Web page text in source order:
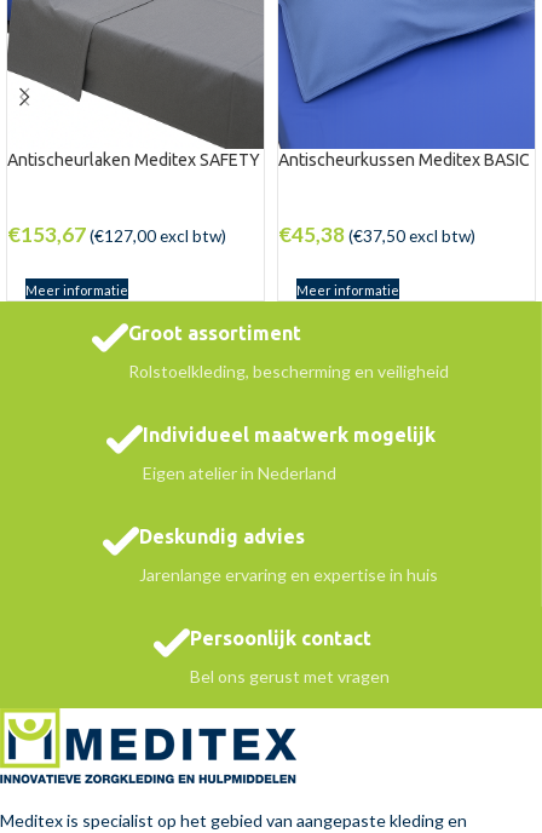
Antischeurlaken Meditex SAFETY
€153,67(€127,00excl btw)
Meer informatie
Antischeurkussen Meditex BASIC
€45,38(€37,50excl btw)
Meer informatie
Groot assortiment
Rolstoelkleding, bescherming en veiligheid
Individueel maatwerk mogelijk
Eigen atelier in Nederland
Deskundig advies
Jarenlange ervaring en expertise in huis
Persoonlijk contact
Bel ons gerust met vragen
Meditex is specialist op het gebied van aangepaste kleding en